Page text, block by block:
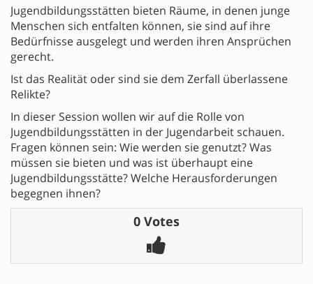
Jugendbildungsstätten bieten Räume, in denen junge
Menschen sich entfalten können, sie sind auf ihre
Bedürfnisse ausgelegt und werden ihren Ansprüchen
gerecht.
Ist das Realität oder sind sie dem Zerfall überlassene
Relikte?
In dieser Session wollen wir auf die Rolle von
Jugendbildungsstätten in der Jugendarbeit schauen.
Fragen können sein: Wie werden sie genutzt? Was
müssen sie bieten und was ist überhaupt eine
Jugendbildungsstätte? Welche Herausforderungen
begegnen ihnen?
0 Votes